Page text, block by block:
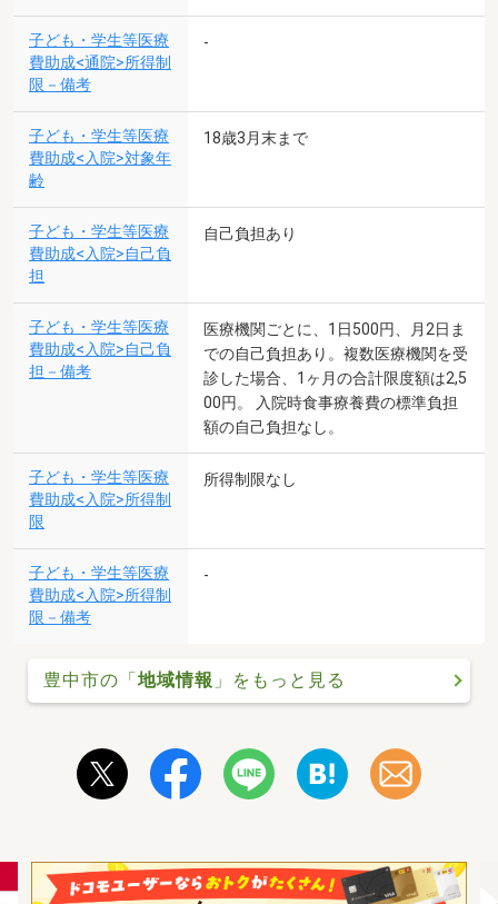
子ども・学生等医療
費助成<通院>所得制
限－備考
-
子ども・学生等医療
費助成<入院>対象年
齢
18歳3月末まで
子ども・学生等医療
費助成<入院>自己負
担
自己負担あり
子ども・学生等医療
費助成<入院>自己負
担－備考
医療機関ごとに、1日500円、月2日ま
での自己負担あり。複数医療機関を受
診した場合、1ヶ月の合計限度額は2,5
00円。 入院時食事療養費の標準負担
額の自己負担なし。
子ども・学生等医療
費助成<入院>所得制
限
所得制限なし
子ども・学生等医療
費助成<入院>所得制
限－備考
-
豊中市の「 地域情報 」をもっと見る